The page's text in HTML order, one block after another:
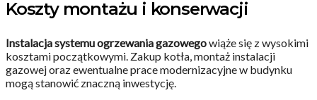
Koszty montażu i konserwacji
Instalacja systemu ogrzewania gazowegowiąże się z wysokimi
kosztami początkowymi. Zakup kotła, montaż instalacji
gazowej oraz ewentualne prace modernizacyjne w budynku
mogą stanowić znaczną inwestycję.